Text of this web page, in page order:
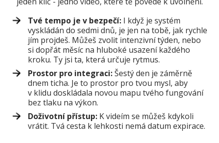
Tvé tempo je v bezpečí: I když je systém
vyskládán do sedmi dnů, je jen na tobě, jak rychle
jím projdeš. Můžeš zvolit intenzivní týden, nebo
si dopřát měsíc na hluboké usazení každého
kroku. Ty jsi ta, která určuje rytmus.
Prostor pro integraci:Šestý den je záměrně
dnem ticha. Je to prostor pro tvou mysl, aby
v klidu doskládala novou mapu tvého fungování
bez tlaku na výkon.
Doživotní přístup: K videím se můžeš kdykoli
vrátit. Tvá cesta k lehkosti nemá datum expirace.